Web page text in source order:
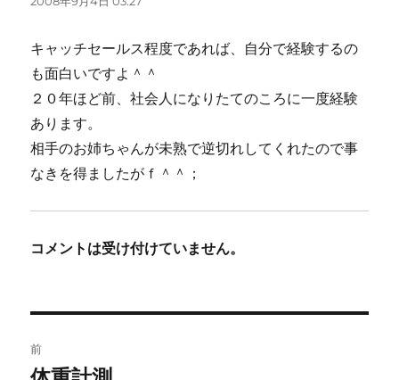
キャッチセールス程度であれば、自分で経験するの
も面白いですよ＾＾
２０年ほど前、社会人になりたてのころに一度経験
あります。
相手のお姉ちゃんが未熟で逆切れしてくれたので事
なきを得ましたがｆ＾＾；
コメントは受け付けていません。
稿
前
前